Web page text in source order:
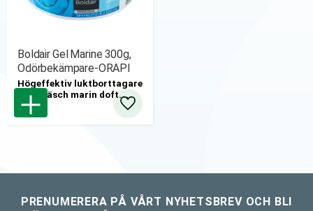
Boldair Gel Marine 300g,
Odörbekämpare-ORAPI
Högeffektiv luktborttagare
med fräsch marin doft.
6st/fp
Lägg till i favoriter
PRENUMERERA PÅ VÅRT NYHETSBREV OCH BLI